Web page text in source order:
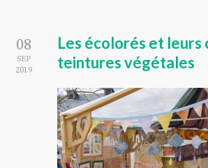
08
SEP
2019
Les écolorés et leurs
teintures végétales